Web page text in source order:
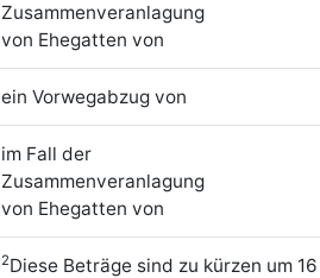
Zusammenveranlagung
von Ehegatten von
ein Vorwegabzug von
im Fall der
Zusammenveranlagung
von Ehegatten von
2Diese Beträge sind zu kürzen um